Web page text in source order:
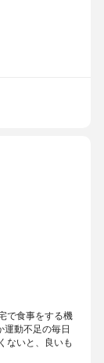
で食事をする機
動不足の毎日
ないと、良いも